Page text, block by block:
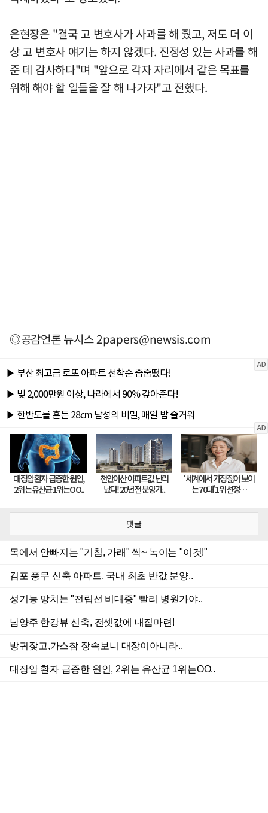
은현장은 "결국 고 변호사가 사과를 해 줬고, 저도 더 이
상 고 변호사 얘기는 하지 않겠다. 진정성 있는 사과를 해
준 데 감사하다"며 "앞으로 각자 자리에서 같은 목표를
위해 해야 할 일들을 잘 해 나가자"고 전했다.
◎공감언론 뉴시스2papers@newsis.com
댓글